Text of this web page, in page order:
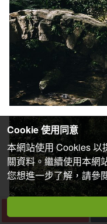
Cookie 使用同意
本網站使用 Cookies 以
關資料。繼續使用本網
您想進一步了解，請參